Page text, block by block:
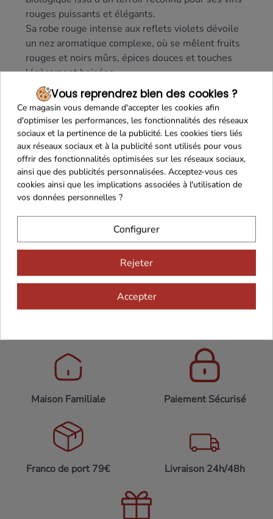
rouges puissants et élégants.
Sa robe rouge intense aux reflets violets dévoile
un nez aromatique complexe, où se mêlent fruits
rouges et noirs mûrs, épices douces et touches
légèrement boisées.
En bouche, cevin biooffre une structure
généreuse et des tanins souples, accompagnés
d’une finale longue et harmonieuse, reflétant
l’expression pure du terroir duLanguedoc.
Il se marie parfaitement avec viandesrouges,
platsmijotés, grillades etfromagesaffinés, pour
des repas conviviaux et gourmands.
allie respect de l’environnement, qualité
biologique et plaisir du goût, pour les amateurs de
vins rouges naturels et raffinés.
Maison Familiale Paiement Sécurisé
Franco de port 79€ Livraison 24h/48h
Vous reprendrez bien des cookies ?
Ce magasin vous demande d'accepter les cookies afin
d'optimiser les performances, les fonctionnalités des réseaux
sociaux et la pertinence de la publicité. Les cookies tiers liés
aux réseaux sociaux et à la publicité sont utilisés pour vous
offrir des fonctionnalités optimisées sur les réseaux sociaux,
ainsi que des publicités personnalisées. Acceptez-vous ces
cookies ainsi que les implications associées à l'utilisation de
vos données personnelles ?
Configurer
Rejeter
Accepter